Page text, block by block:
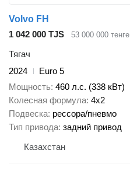
Volvo FH
1 042 000 TJS
53 000 000 тенге
Тягач
2024
Euro 5
Мощность 460 л.с. (338 кВт)
Колесная формула 4x2
Подвеска рессора/пневмо
Тип привода задний привод
Казахстан